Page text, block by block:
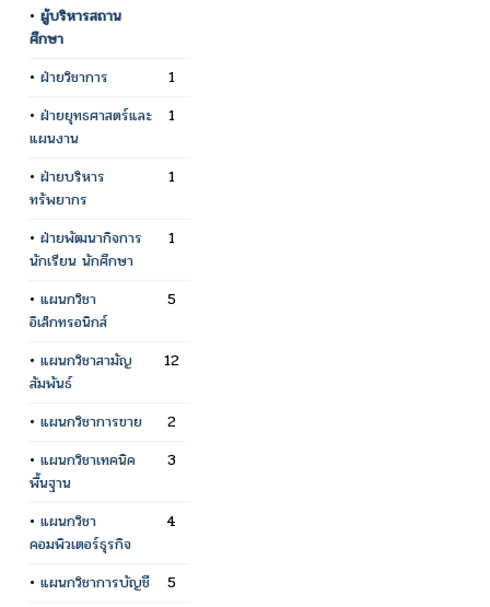
• ผู้บริหารสถาน
ศึกษา
• ฝ่ายวิชาการ
1
• ฝ่ายยุทธศาสตร์และ
แผนงาน
1
• ฝ่ายบริหาร
ทรัพยากร
1
• ฝ่ายพัฒนากิจการ
นักเรียน นักศึกษา
1
• แผนกวิชา
อิเล็กทรอนิกส์
5
• แผนกวิชาสามัญ
สัมพันธ์
12
• แผนกวิชาการขาย
2
• แผนกวิชาเทคนิค
พื้นฐาน
3
• แผนกวิชา
คอมพิวเตอร์ธุรกิจ
4
• แผนกวิชาการบัญชี
5